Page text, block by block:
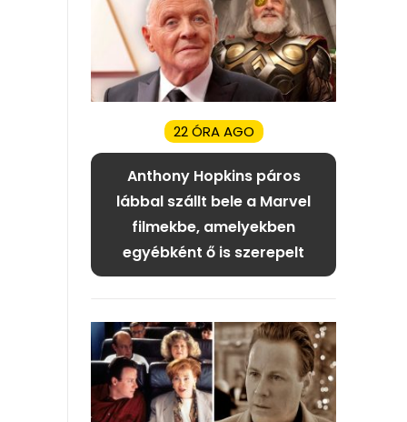
22 ÓRA AGO
Anthony Hopkins páros
lábbal szállt bele a Marvel
filmekbe, amelyekben
egyébként ő is szerepelt